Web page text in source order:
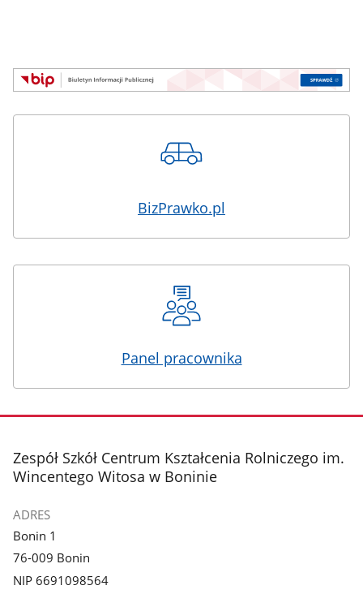
BizPrawko.pl
Panel pracownika
stopka
Zespół Szkół Centrum Kształcenia Rolniczego im.
Wincentego Witosa w Boninie
ADRES
Bonin 1
76-009 Bonin
NIP 6691098564